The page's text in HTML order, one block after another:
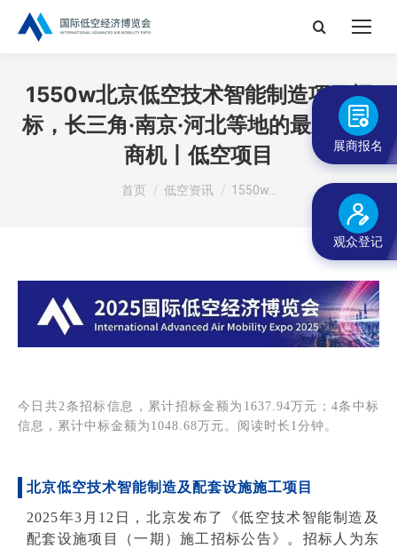
搜
1550w北京低空技术智能制造项目招
标，长三角·南京·河北等地的最新标讯
商机丨低空项目
您在这里：
首页 低空资讯 1550w…
今日共2条招标信息，累计招标金额为1637.94万元；4条中标
信息，累计中标金额为1048.68万元。阅读时长1分钟。
北京低空技术智能制造及配套设施施工项目
2025年3月12日，北京发布了《低空技术智能制造及
配套设施项目（一期）施工招标公告》。招标人为东
展商报名
观众登记